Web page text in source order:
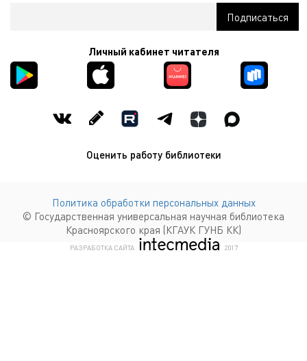
Личный кабинет читателя
Оценить работу библиотеки
Политика обработки персональных данных
© Государственная универсальная научная библиотека
Красноярского края (КГАУК ГУНБ КК)
РАЗРАБОТКА САЙТА КОМПАНИЯ ИНТЕКМЕДИА
2017